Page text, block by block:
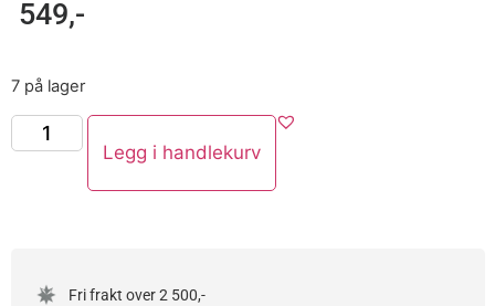
549,-
7 på lager
Legg i handlekurv
Fri frakt over 2 500,-